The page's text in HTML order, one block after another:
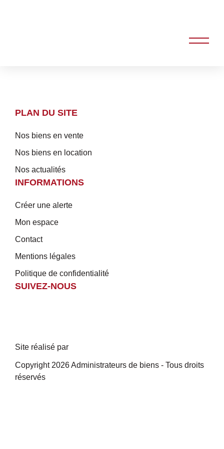
PLAN DU SITE
Nos biens en vente
Nos biens en location
Nos actualités
INFORMATIONS
Créer une alerte
Mon espace
Contact
Mentions légales
Politique de confidentialité
SUIVEZ-NOUS
Site réalisé par
Copyright 2026 Administrateurs de biens - Tous droits
réservés